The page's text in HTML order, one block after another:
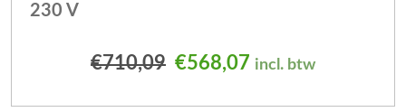
230 V
€710,09 Oorspronkelijke prijs
€568,07 Huidige prijs is:
incl. btw